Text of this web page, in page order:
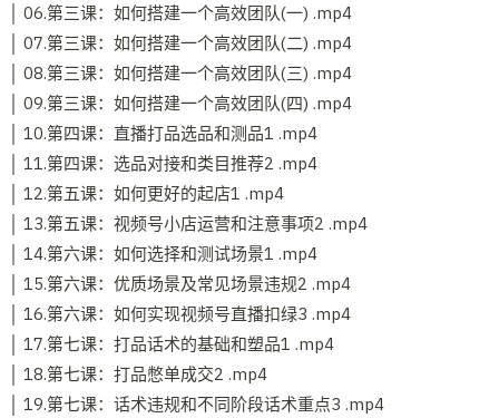
│ 06.第三课：如何搭建一个高效团队(一) .mp4
│ 07.第三课：如何搭建一个高效团队(二) .mp4
│ 08.第三课：如何搭建一个高效团队(三) .mp4
│ 09.第三课：如何搭建一个高效团队(四) .mp4
│ 10.第四课：直播打品选品和测品1 .mp4
│ 11.第四课：选品对接和类目推荐2 .mp4
│ 12.第五课：如何更好的起店1 .mp4
│ 13.第五课：视频号小店运营和注意事项2 .mp4
│ 14.第六课：如何选择和测试场景1 .mp4
│ 15.第六课：优质场景及常见场景违规2 .mp4
│ 16.第六课：如何实现视频号直播扣绿3 .mp4
│ 17.第七课：打品话术的基础和塑品1 .mp4
│ 18.第七课：打品憋单成交2 .mp4
│ 19.第七课：话术违规和不同阶段话术重点3 .mp4